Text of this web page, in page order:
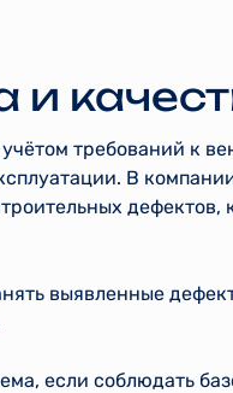
и
требований к
В
дефектов,
выявленные
если соблюдать